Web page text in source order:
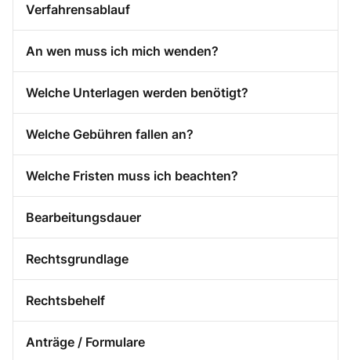
Verfahrensablauf
An wen muss ich mich wenden?
Welche Unterlagen werden benötigt?
Welche Gebühren fallen an?
Welche Fristen muss ich beachten?
Bearbeitungsdauer
Rechtsgrundlage
Rechtsbehelf
Anträge / Formulare